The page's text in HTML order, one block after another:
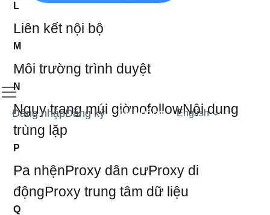
Đăng nhậpĐăng ký Tải xuống English
L
Liên kết nội bộ
M
Môi trường trình duyệt
N
Ngụy trang múi giờnofollowNội dung
trùng lặp
P
Pa nhệnProxy dân cưProxy di
độngProxy trung tâm dữ liệu
Q